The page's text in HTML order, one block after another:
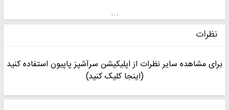
video/457ae881f2ed7337ce07c61905375f8f
video/457ae881f2ed7337ce07c61905375f8f
#آشپزخونه_نگار#نگار69
...
نظرات
برای مشاهده سایر نظرات از اپلیکیشن سرآشپز پاپیون استفاده کنید
(اینجا کلیک کنید)